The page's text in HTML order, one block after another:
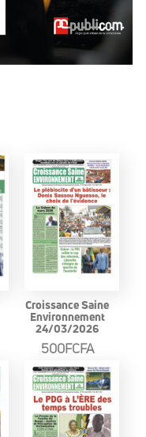
Croissance Saine
Environnement
24/03/2026
500FCFA